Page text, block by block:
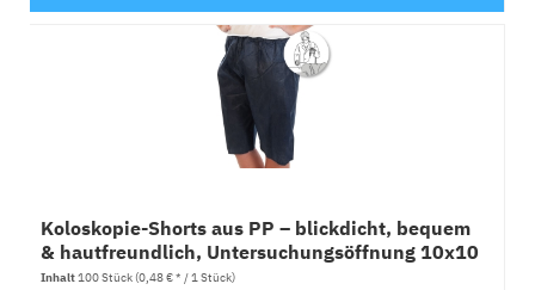
Koloskopie-Shorts aus PP – blickdicht, bequem
& hautfreundlich, Untersuchungsöffnung 10x10
Stück
Inhalt100 Stück(0,48 € * / 1 Stück)